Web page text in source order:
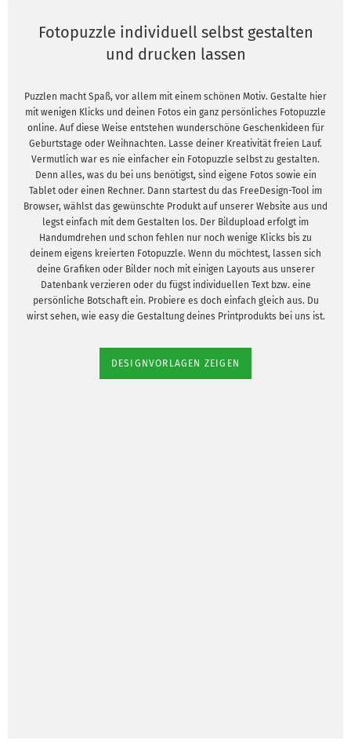
Fotopuzzle individuell selbst gestalten
und drucken lassen
Puzzlen macht Spaß, vor allem mit einem schönen Motiv. Gestalte hier
mit wenigen Klicks und deinen Fotos ein ganz persönliches Fotopuzzle
online. Auf diese Weise entstehen wunderschöne Geschenkideen für
Geburtstage oder Weihnachten. Lasse deiner Kreativität freien Lauf.
Vermutlich war es nie einfacher ein Fotopuzzle selbst zu gestalten.
Denn alles, was du bei uns benötigst, sind eigene Fotos sowie ein
Tablet oder einen Rechner. Dann startest du das FreeDesign-Tool im
Browser, wählst das gewünschte Produkt auf unserer Website aus und
legst einfach mit dem Gestalten los. Der Bildupload erfolgt im
Handumdrehen und schon fehlen nur noch wenige Klicks bis zu
deinem eigens kreierten Fotopuzzle. Wenn du möchtest, lassen sich
deine Grafiken oder Bilder noch mit einigen Layouts aus unserer
Datenbank verzieren oder du fügst individuellen Text bzw. eine
persönliche Botschaft ein. Probiere es doch einfach gleich aus. Du
wirst sehen, wie easy die Gestaltung deines Printprodukts bei uns ist.
DESIGNVORLAGEN ZEIGEN